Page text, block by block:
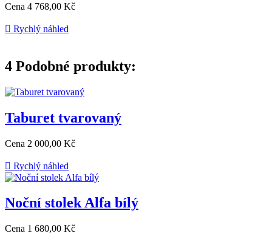
Cena 4 768,00 Kč
 Rychlý náhled
4 Podobné produkty:
Taburet tvarovaný
Cena 2 000,00 Kč
 Rychlý náhled
Noční stolek Alfa bílý
Cena 1 680,00 Kč